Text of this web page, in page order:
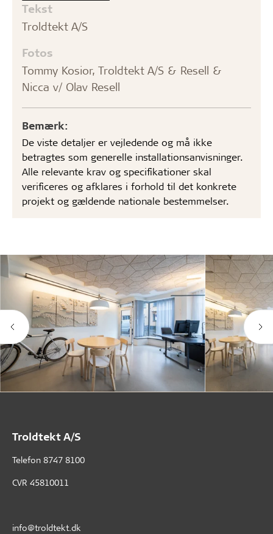
Tekst
Troldtekt A/S
Fotos
Tommy Kosior, Troldtekt A/S & Resell &
Nicca v/ Olav Resell
Bemærk:
De viste detaljer er vejledende og må ikke
betragtes som generelle installationsanvisninger.
Alle relevante krav og specifikationer skal
verificeres og afklares i forhold til det konkrete
projekt og gældende nationale bestemmelser.
Troldtekt A/S
Telefon 8747 8100
CVR 45810011
info@troldtekt.dk